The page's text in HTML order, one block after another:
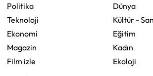
Politika
Teknoloji
Ekonomi
Magazin
Film izle
Dünya
Kültür -
Eğitim
Kadın
Ekoloji